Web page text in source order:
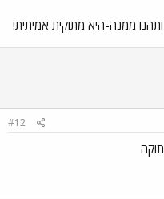
ממנה-היא מתוקית אמיתית!
#12